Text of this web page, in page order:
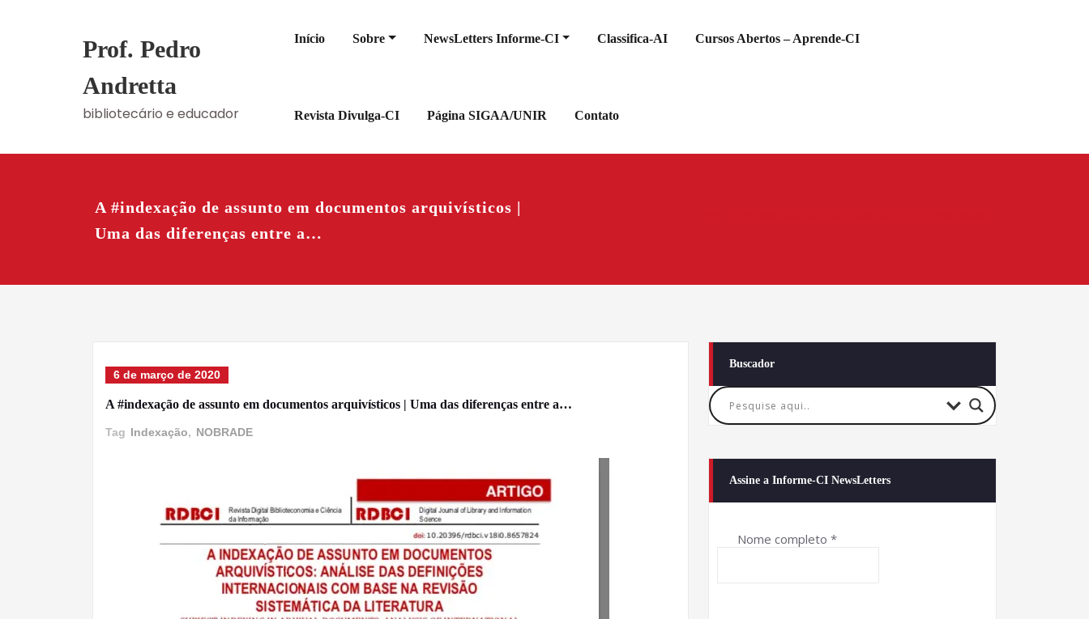
Prof. Pedro
Andretta
bibliotecário e educador
Início Sobre NewsLetters Informe-CI Classifica-AI Cursos Abertos – Aprende-CI
Revista Divulga-CI Página SIGAA/UNIR Contato
A #indexação de assunto em documentos arquivísticos |
Uma das diferenças entre a…
6 de março de 2020
A #indexação de assunto em documentos arquivísticos | Uma das diferenças entre a…
Tag Indexação, NOBRADE
Buscador
Assine a Informe-CI NewsLetters
Nome completo *